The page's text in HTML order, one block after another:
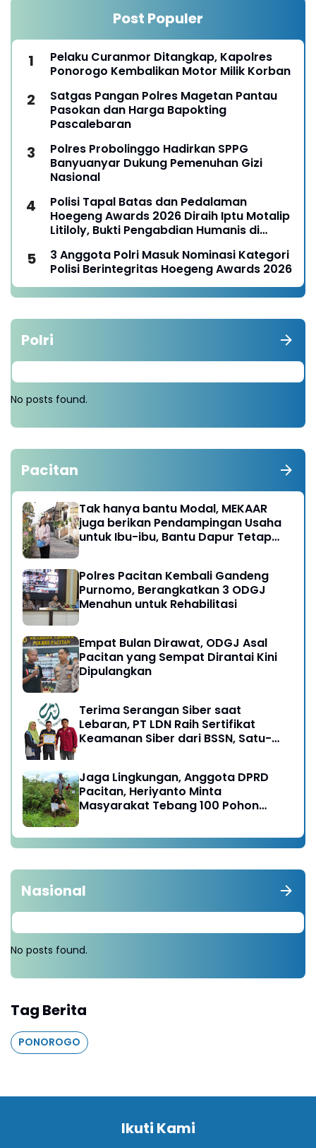
Post Populer
Pelaku Curanmor Ditangkap, Kapolres
Ponorogo Kembalikan Motor Milik Korban
Satgas Pangan Polres Magetan Pantau
Pasokan dan Harga Bapokting
Pascalebaran
Polres Probolinggo Hadirkan SPPG
Banyuanyar Dukung Pemenuhan Gizi
Nasional
Polisi Tapal Batas dan Pedalaman
Hoegeng Awards 2026 Diraih Iptu Motalip
Litiloly, Bukti Pengabdian Humanis di
3 Anggota Polri Masuk Nominasi Kategori
Polisi Berintegritas Hoegeng Awards 2026
Polri
No posts found.
Pacitan
Tak hanya bantu Modal, MEKAAR
juga berikan Pendampingan Usaha
untuk Ibu-ibu, Bantu Dapur Tetap
Polres Pacitan Kembali Gandeng
Purnomo, Berangkatkan 3 ODGJ
Menahun untuk Rehabilitasi
Empat Bulan Dirawat, ODGJ Asal
Pacitan yang Sempat Dirantai Kini
Dipulangkan
Terima Serangan Siber saat
Lebaran, PT LDN Raih Sertifikat
Keamanan Siber dari BSSN, Satu-
Jaga Lingkungan, Anggota DPRD
Pacitan, Heriyanto Minta
Masyarakat Tebang 100 Pohon
Nasional
No posts found.
Tag Berita
PONOROGO
Ikuti Kami